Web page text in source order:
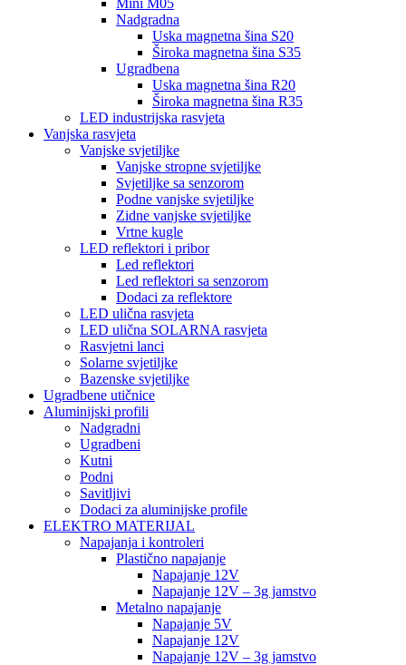
Mini M05
Nadgradna
Uska magnetna šina S20
Široka magnetna šina S35
Ugradbena
Uska magnetna šina R20
Široka magnetna šina R35
LED industrijska rasvjeta
Vanjska rasvjeta
Vanjske svjetiljke
Vanjske stropne svjetiljke
Svjetiljke sa senzorom
Podne vanjske svjetiljke
Zidne vanjske svjetiljke
Vrtne kugle
LED reflektori i pribor
Led reflektori
Led reflektori sa senzorom
Dodaci za reflektore
LED ulična rasvjeta
LED ulična SOLARNA rasvjeta
Rasvjetni lanci
Solarne svjetiljke
Bazenske svjetiljke
Ugradbene utičnice
Aluminijski profili
Nadgradni
Ugradbeni
Kutni
Podni
Savitljivi
Dodaci za aluminijske profile
ELEKTRO MATERIJAL
Napajanja i kontroleri
Plastično napajanje
Napajanje 12V
Napajanje 12V – 3g jamstvo
Metalno napajanje
Napajanje 5V
Napajanje 12V
Napajanje 12V – 3g jamstvo